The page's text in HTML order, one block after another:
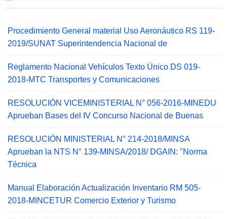
Procedimiento General material Uso Aeronáutico RS 119-
2019/SUNAT Superintendencia Nacional de
Reglamento Nacional Vehículos Texto Único DS 019-
2018-MTC Transportes y Comunicaciones
RESOLUCIÓN VICEMINISTERIAL N° 056-2016-MINEDU
Aprueban Bases del IV Concurso Nacional de Buenas
RESOLUCIÓN MINISTERIAL N° 214-2018/MINSA
Aprueban la NTS N° 139-MINSA/2018/ DGAIN: "Norma
Técnica
Manual Elaboración Actualización Inventario RM 505-
2018-MINCETUR Comercio Exterior y Turismo